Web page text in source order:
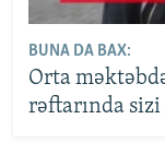
BUNA DA BAX:
Orta
rəftarında